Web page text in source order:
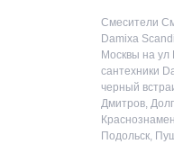
Смесители
Damixa
Москвы на ул
сантехники
черный
Дмитров,
Подольск,